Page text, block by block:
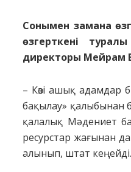
Сонымен замана
өзгерткені
директоры Мейрам
– Көзі ашық адамдар
бақылау» қалыбынан
қалалық Мәдениет
ресурстар жағынан
алынып, штат кеңейді.